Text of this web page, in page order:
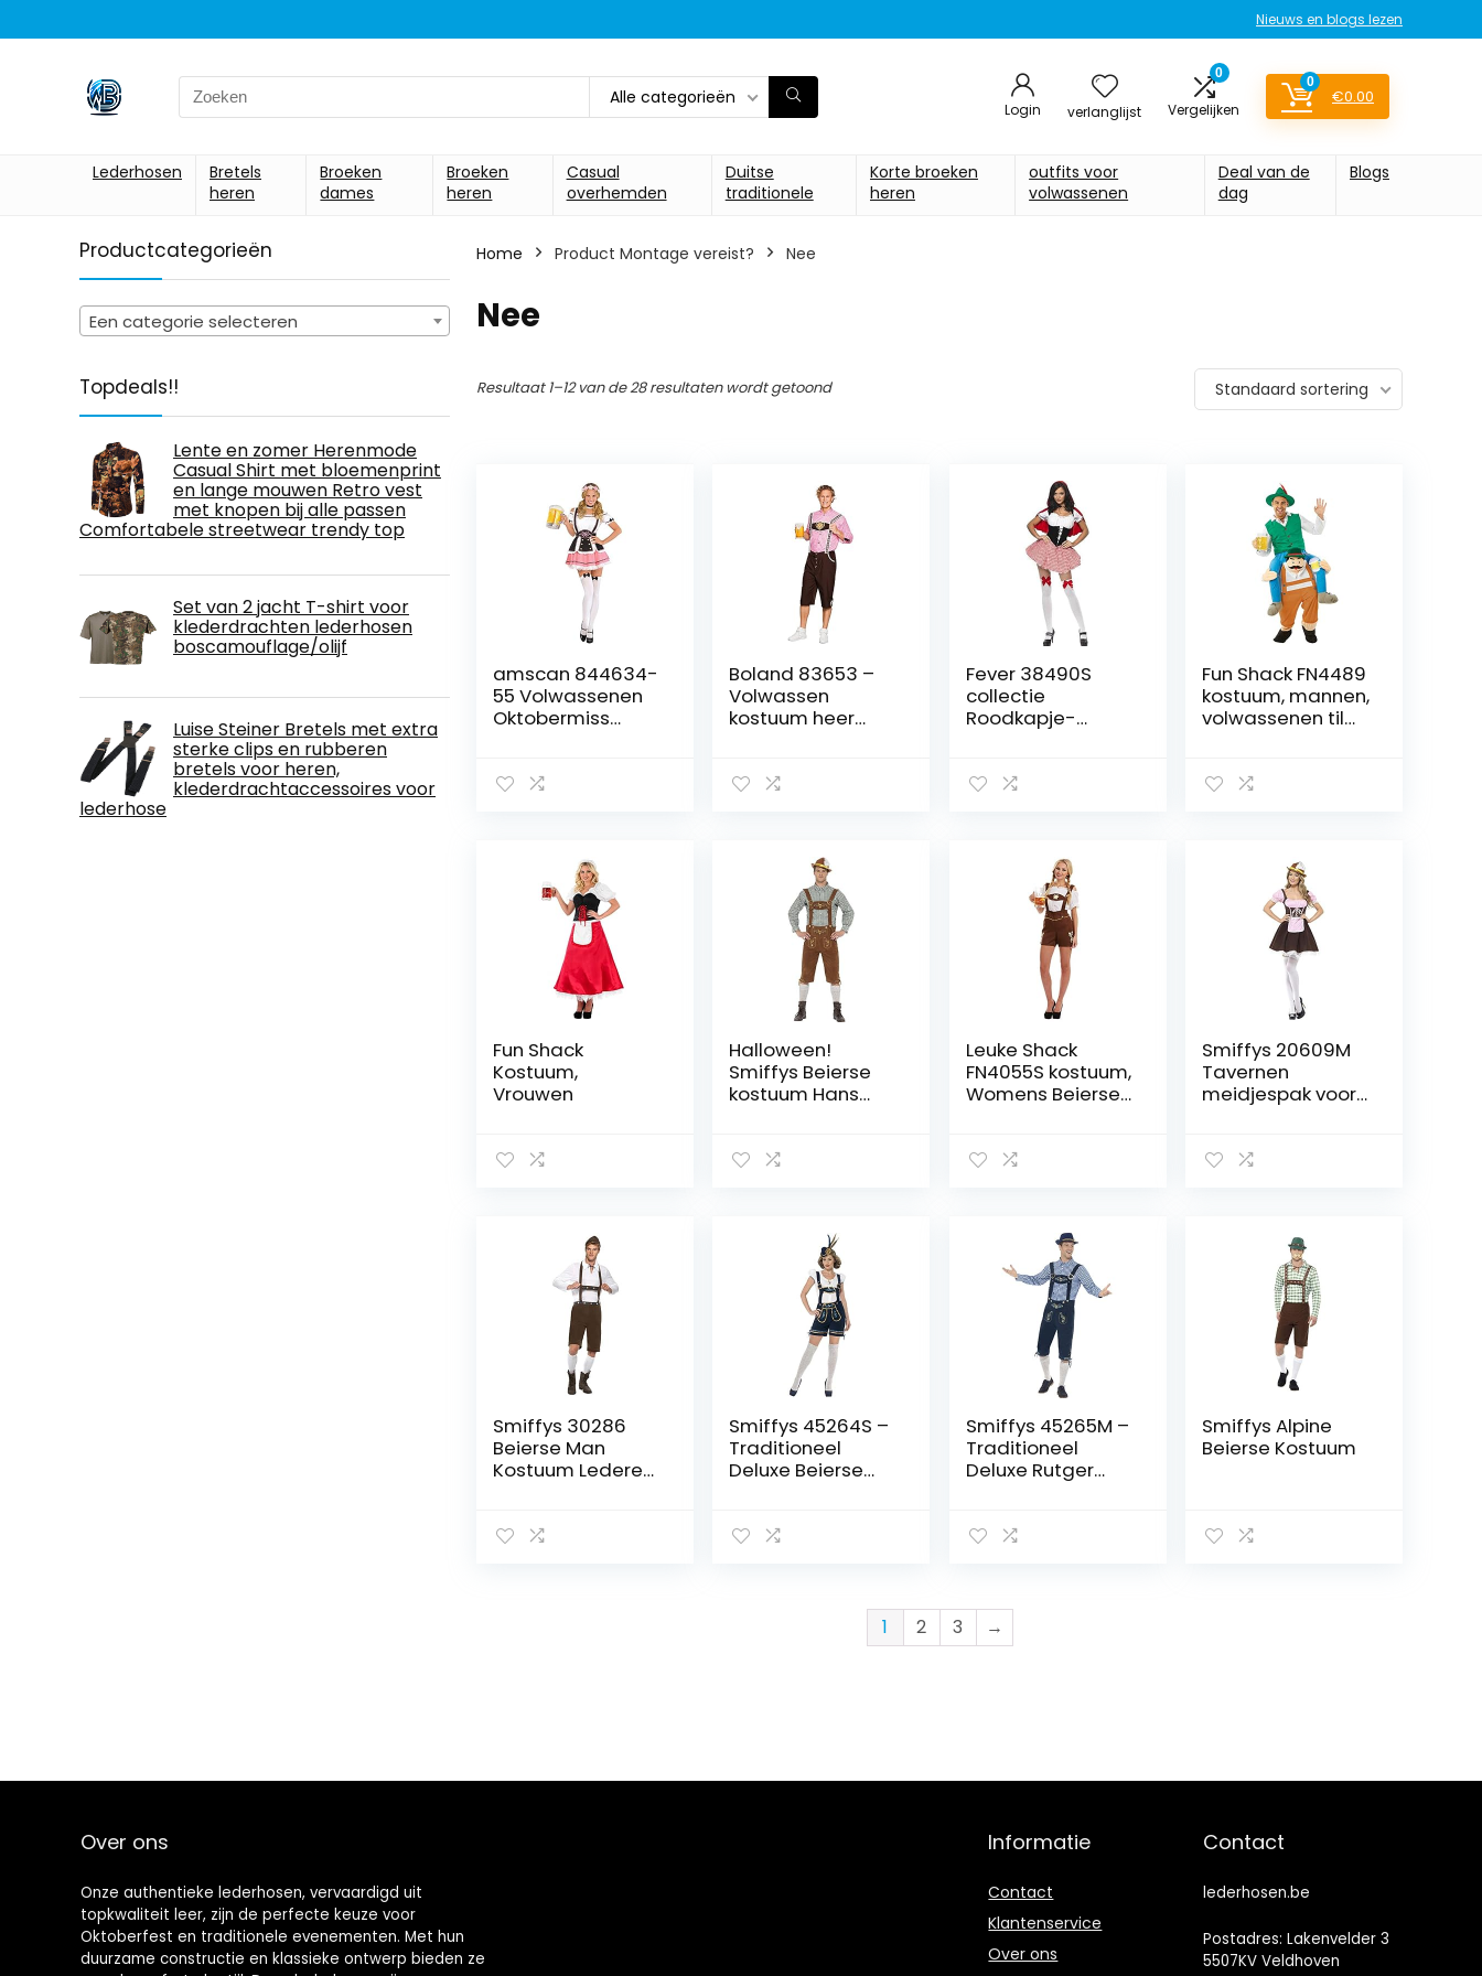
Nieuws en blogs lezen
Search
for:
Alle categorieën
Login verlanglijst
0
Vergelijken
0
€0.00
Lederhosen
Bretels
heren
Broeken
dames
Broeken
heren
Casual
overhemden
Duitse
traditionele
Korte broeken
heren
outfits voor
volwassenen
Deal van de
dag
Blogs
Productcategorieën
Een categorie selecteren
Topdeals!!
Lente en zomer Herenmode
Casual Shirt met bloemenprint
en lange mouwen Retro vest
met knopen bij alle passen
Comfortabele streetwear trendy top
Set van 2 jacht T-shirt voor
klederdrachten lederhosen
boscamouflage/olijf
Luise Steiner Bretels met extra
sterke clips en rubberen
bretels voor heren,
klederdrachtaccessoires voor
lederhose
Home Product Montage vereist? ‎Nee
‎Nee
Resultaat 1–12 van de 28 resultaten wordt getoond Standaard sortering
amscan 844634-
55 Volwassenen
Oktobermiss
Oktoberfest
Boland 83653 –
Volwassen
kostuum heer
Lederhose,
Themafeest,
Carnaval
Fever 38490S
collectie
Roodkapje-
met capuchon,
Fun Shack FN4489
kostuum, mannen,
volwassenen til
Fun Shack
Kostuum,
Vrouwen
Halloween!
Smiffys Beierse
kostuum Hans
en overhemd
Leuke Shack
FN4055S kostuum,
Womens Beierse
Smiffys 20609M
Tavernen
meidjespak voor
schort, maat: M,
Smiffys 30286
Beierse Man
Kostuum Lederen
Hoed
Smiffys 45264S –
Traditioneel
Deluxe Beierse
Smiffys 45265M –
Traditioneel
Deluxe Rutger
en overhemd
Smiffys Alpine
Beierse Kostuum
1 2 3 →
Over ons
Onze authentieke lederhosen, vervaardigd uit
topkwaliteit leer, zijn de perfecte keuze voor
Oktoberfest en traditionele evenementen. Met hun
duurzame constructie en klassieke ontwerp bieden ze
Informatie
Contact
Klantenservice
Over ons
Contact
lederhosen.be
Postadres: Lakenvelder 3
5507KV Veldhoven